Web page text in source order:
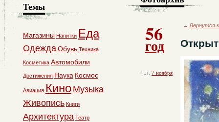
56
год
Тэг: 7 ноября
← Вернутся
Темы
Магазины Напитки Еда
ОдеждаОбувь Техника
Косметика Автомобили
Достижения Наука Космос
Авиация Кино Музыка
Живопись Книги
Архитектура Театр